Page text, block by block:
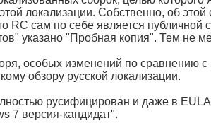
локализации. Собственно, об
RC сам по себе является публичной
указано "Пробная копия". Тем не
особых изменений по сравнению
обзору русской локализации.
русифицирован и даже в
7 версия-кандидат".